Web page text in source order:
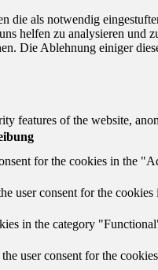
die als notwendig
helfen zu analysieren und
Die Ablehnung einiger
features of the website,
for the cookies in the
user consent for the
in the category
user consent for the